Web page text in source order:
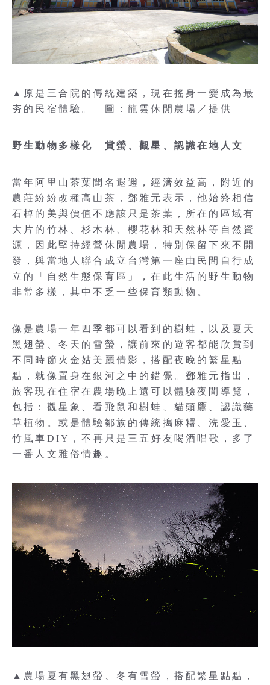
▲原是三合院的傳統建築，現在搖身一變成為最
夯的民宿體驗。 圖：龍雲休閒農場／提供
野生動物多樣化 賞螢、觀星、認識在地人文
當年阿里山茶葉聞名遐邇，經濟效益高，附近的
農莊紛紛改種高山茶，鄧雅元表示，他始終相信
石棹的美與價值不應該只是茶葉，所在的區域有
大片的竹林、杉木林、櫻花林和天然林等自然資
源，因此堅持經營休閒農場，特別保留下來不開
發，與當地人聯合成立台灣第一座由民間自行成
立的「自然生態保育區」，在此生活的野生動物
非常多樣，其中不乏一些保育類動物。
像是農場一年四季都可以看到的樹蛙，以及夏天
黑翅螢、冬天的雪螢，讓前來的遊客都能欣賞到
不同時節火金姑美麗倩影，搭配夜晚的繁星點
點，就像置身在銀河之中的錯覺。鄧雅元指出，
旅客現在住宿在農場晚上還可以體驗夜間導覽，
包括：觀星象、看飛鼠和樹蛙、貓頭鷹、認識藥
草植物。或是體驗鄒族的傳統搗麻糬、洗愛玉、
竹風車DIY，不再只是三五好友喝酒唱歌，多了
一番人文雅俗情趣。
▲農場夏有黑翅螢、冬有雪螢，搭配繁星點點，